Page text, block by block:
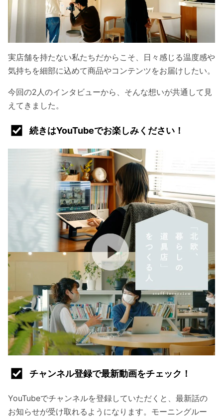
実店舗を持たない私たちだからこそ、日々感じる温度感や
気持ちを細部に込めて商品やコンテンツをお届けしたい。
今回の2人のインタビューから、そんな想いが共通して見
えてきました。
続きはYouTubeでお楽しみください！
チャンネル登録で最新動画をチェック！
YouTubeでチャンネルを登録していただくと、最新話の
お知らせが受け取れるようになります。モーニングルー